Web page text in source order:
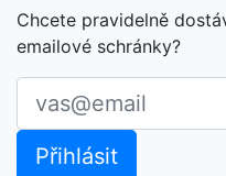
Chcete pravidelně
emailové schránky?